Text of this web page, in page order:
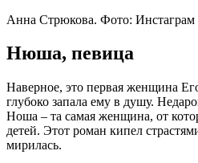
Анна Стрюкова. Фото: Инстаграм
Нюша, певица
Наверное, это первая женщина
глубоко запала ему в душу.
Ноша – та самая женщина, от
детей. Этот роман кипел
мирилась.